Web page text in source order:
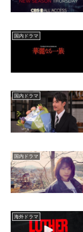
国内ドラマ
国内ドラマ
国内ドラマ
海外ドラマ